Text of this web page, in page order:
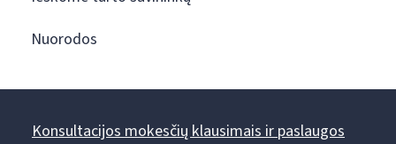
Nuorodos
Konsultacijos mokesčių klausimais ir paslaugos